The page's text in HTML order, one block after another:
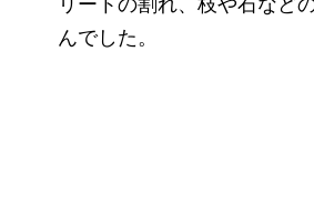
リートの割れ、枝や石など
んでした。